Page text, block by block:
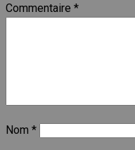
Commentaire *
Nom *